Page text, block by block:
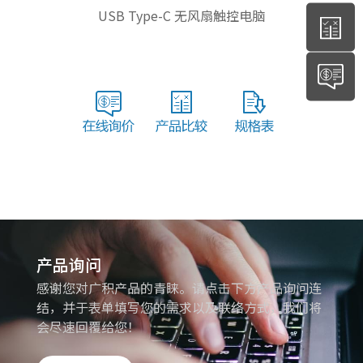
USB Type-C 无风扇触控电脑
产品询问
感谢您对广积产品的青睐。请点击下方产品询问连
结，并于表单填写您的需求以及联络方式，我们将
会尽速回覆给您！